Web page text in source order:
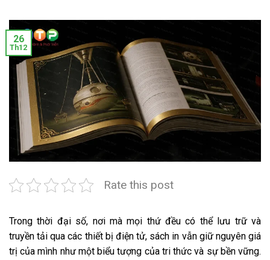
26
Th12
Rate this post
Trong thời đại số, nơi mà mọi thứ đều có thể lưu trữ và
truyền tải qua các thiết bị điện tử, sách in vẫn giữ nguyên giá
trị của mình như một biểu tượng của tri thức và sự bền vững.